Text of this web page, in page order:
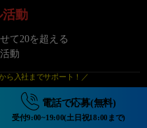
ら入社までサポート！／
電話で応募(無料)
受付9:00~19:00(土日祝18:00まで)
活動
て20を超える
動
ダーによる)